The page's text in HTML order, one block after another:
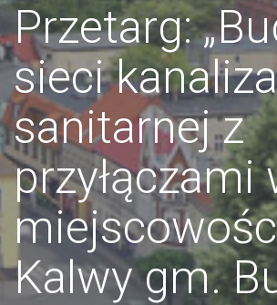
Przetarg:
sieci
sanitarnej z
przyłączami
Kalwy gm.